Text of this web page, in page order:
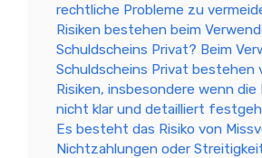
rechtliche Probleme zu
Risiken bestehen beim
Schuldscheins Privat? Beim
Schuldscheins Privat bestehen
Risiken, insbesondere wenn
nicht klar und detailliert
Es besteht das Risiko von
Nichtzahlungen oder